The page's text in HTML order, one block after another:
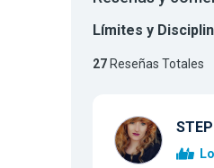
Límites y
27Reseñas Totales